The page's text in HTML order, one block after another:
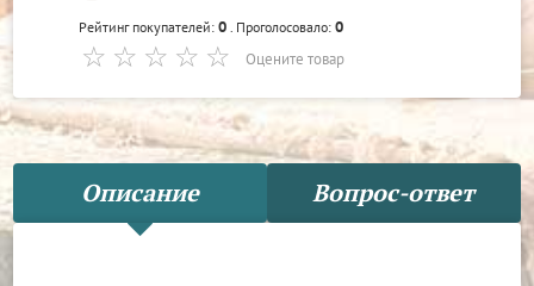
Рейтинг покупателей:0 . Проголосовало:0
Оцените товар
Описание Вопрос-ответ